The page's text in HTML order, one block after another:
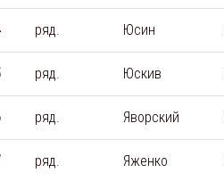
ряд. Юсин
ряд. Юскив
ряд. Яворский
ряд. Яженко